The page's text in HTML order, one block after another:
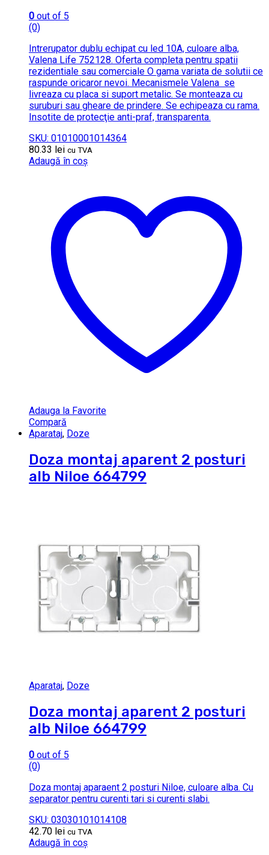
0 out of 5
(0)
Intrerupator dublu echipat cu led 10A, culoare alba,
Valena Life 752128. Oferta completa pentru spatii
rezidentiale sau comerciale O gama variata de solutii ce
raspunde oricaror nevoi. Mecanismele Valena se
livreaza cu placa si suport metalic. Se monteaza cu
suruburi sau gheare de prindere. Se echipeaza cu rama.
Insotite de protecţie anti-praf, transparenta.
SKU: 01010001014364
80.33 lei cu TVA
Adaugă în coș
Adauga la Favorite
Compară
Aparataj, Doze
Doza montaj aparent 2 posturi
alb Niloe 664799
Aparataj, Doze
Doza montaj aparent 2 posturi
alb Niloe 664799
0 out of 5
(0)
Doza montaj aparaent 2 posturi Niloe, culoare alba. Cu
separator pentru curenti tari si curenti slabi.
SKU: 03030101014108
42.70 lei cu TVA
Adaugă în coș